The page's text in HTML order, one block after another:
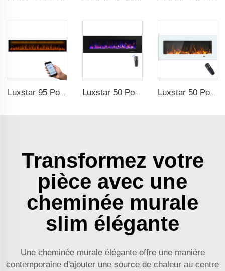
Luxstar 95 Pouces Cheminée Artificielle Intelligente Protection Contre le Surchauffe Chauffage Électrique de Cheminée Luxstar 50 Pouces Haute Qualité Électrique Cheminée Murale Chauffage Pas Pour Encastré Bûches Cristal Décoratif Cheminée Luxstar 50 Pouces Chauffage de Cheminée Électrique Blanche Murale Non destinée à être encastrée, avec Contrôle Tactile à distance pour Chauffage domestique
Transformez votre
pièce avec une
cheminée murale
slim élégante
Une cheminée murale élégante offre une manière
contemporaine d'ajouter une source de chaleur au centre